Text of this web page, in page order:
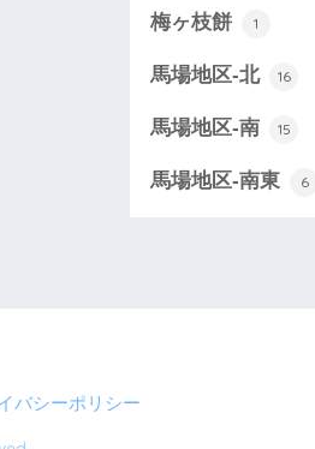
梅ヶ枝餅 1
馬場地区-北 16
馬場地区-南 15
馬場地区-南東 6
バシーポリシー